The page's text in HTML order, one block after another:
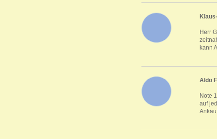
Herr
kann
Aldo
Note
auf